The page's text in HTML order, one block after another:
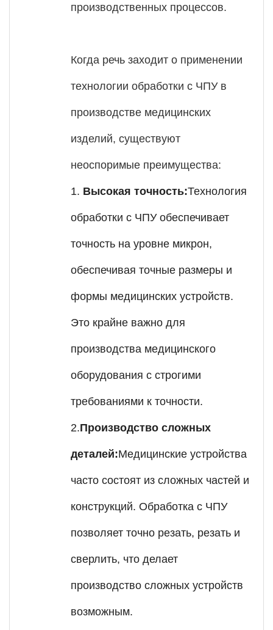
производственных процессов.
Когда речь заходит о применении
технологии обработки с ЧПУ в
производстве медицинских
изделий, существуют
неоспоримые преимущества:
1. Высокая точность:Технология
обработки с ЧПУ обеспечивает
точность на уровне микрон,
обеспечивая точные размеры и
формы медицинских устройств.
Это крайне важно для
производства медицинского
оборудования с строгими
требованиями к точности.
2.Производство сложных
деталей:Медицинские устройства
часто состоят из сложных частей и
конструкций. Обработка с ЧПУ
позволяет точно резать, резать и
сверлить, что делает
производство сложных устройств
возможным.